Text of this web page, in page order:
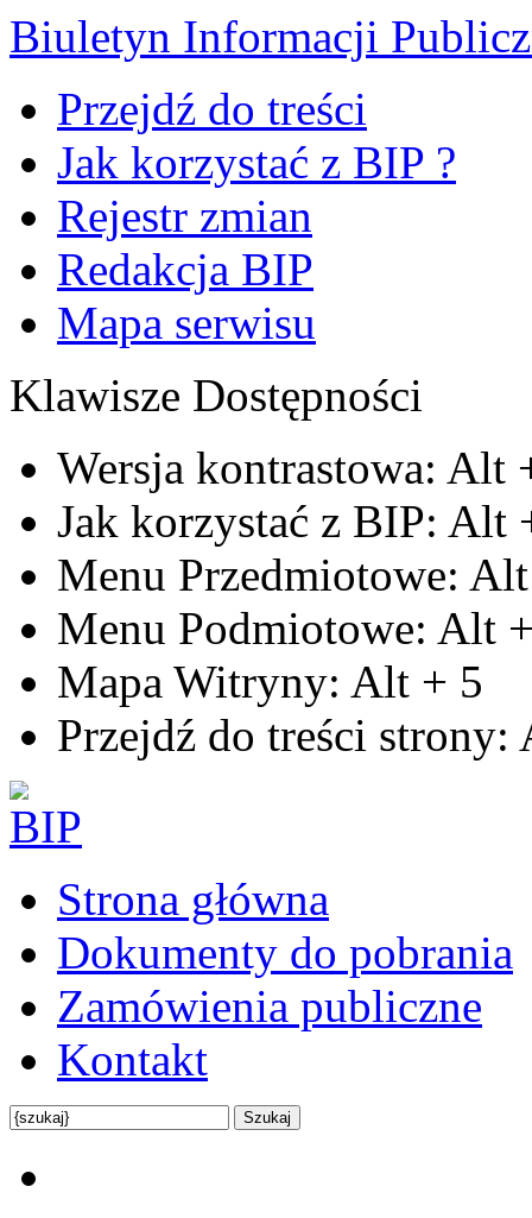
Biuletyn Informacji
Przejdź do treści
Jak korzystać z BIP ?
Rejestr zmian
Redakcja BIP
Mapa serwisu
Klawisze Dostępności
Wersja kontrastowa: Alt
Jak korzystać z BIP: Alt
Menu Przedmiotowe: Alt
Menu Podmiotowe: Alt
Mapa Witryny: Alt + 5
Przejdź do treści strony:
Strona główna
Dokumenty do pobrania
Zamówienia publiczne
Kontakt